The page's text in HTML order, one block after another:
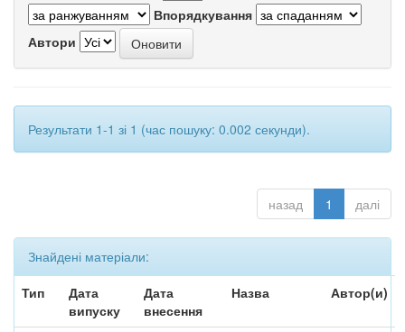
Впорядкування
Автори
Результати 1-1 зі 1 (час пошуку: 0.002 секунди).
назад 1 далі
Знайдені матеріали:
Тип
Дата
випуску
Дата
внесення
Назва Автор(и)